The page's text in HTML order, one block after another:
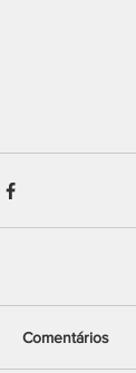
Comentários